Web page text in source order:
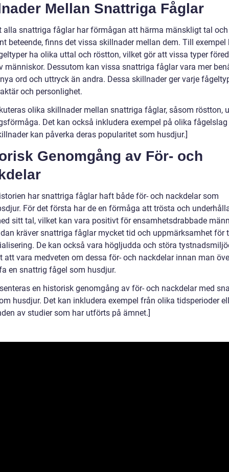
Mellan Snattriga Fåglar
alla snattriga fåglar har förmågan att härma mänskligt tal
beteende, finns det vissa skillnader mellan dem. Till exempel
ha olika uttal och röstton, vilket gör att vissa typer
människor. Dessutom kan vissa snattriga fåglar vara mer
ord och uttryck än andra. Dessa skillnader ger varje
och personlighet.
olika skillnader mellan snattriga fåglar, såsom röstton,
Det kan också inkludera exempel på olika
kan påverka deras popularitet som husdjur.]
Genomgång av För- och
har snattriga fåglar haft både för- och nackdelar som
För det första har de en förmåga att trösta och
sitt tal, vilket kan vara positivt för ensamhetsdrabbade
kräver snattriga fåglar mycket tid och uppmärksamhet för
De kan också vara högljudda och störa
att vara medveten om dessa för- och nackdelar innan man
en snattrig fågel som husdjur.
en historisk genomgång av för- och nackdelar med
husdjur. Det kan inkludera exempel från olika tidsperioder
av studier som har utförts på ämnet.]